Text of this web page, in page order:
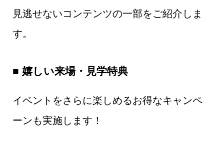
見逃せないコンテンツの一部をご紹介しま
す。
■ 嬉しい来場・見学特典
イベントをさらに楽しめるお得なキャンペ
ーンも実施します！